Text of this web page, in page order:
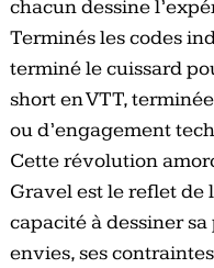
chacun dessine
Terminés les codes
terminé le cuissard
short en VTT,
ou d’engagement
Cette révolution
Gravel est le reflet de
capacité à dessiner
envies, ses